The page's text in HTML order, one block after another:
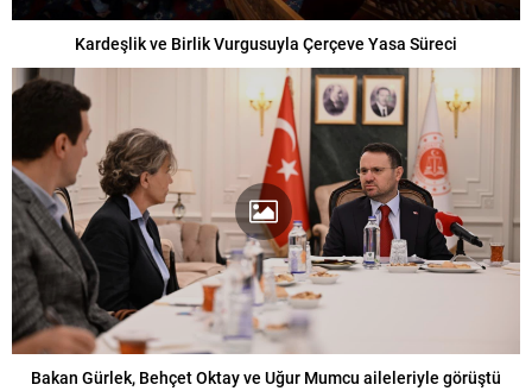
Kardeşlik ve Birlik Vurgusuyla Çerçeve Yasa Süreci
Bakan Gürlek, Behçet Oktay ve Uğur Mumcu aileleriyle görüştü